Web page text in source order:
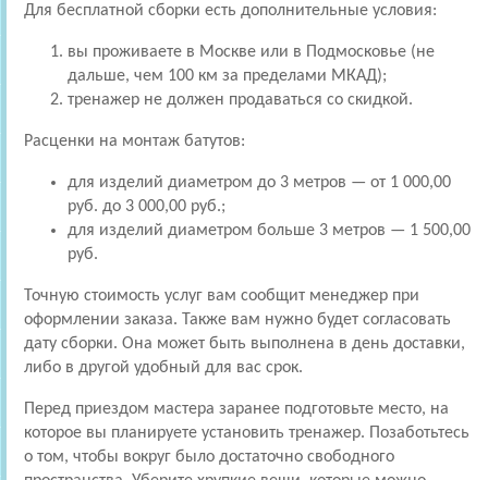
Для бесплатной сборки есть дополнительные условия:
вы проживаете в Москве или в Подмосковье (не
дальше, чем 100 км за пределами МКАД);
тренажер не должен продаваться со скидкой.
Расценки на монтаж батутов:
для изделий диаметром до 3 метров — от 1 000,00
руб. до 3 000,00 руб.;
для изделий диаметром больше 3 метров — 1 500,00
руб.
Точную стоимость услуг вам сообщит менеджер при
оформлении заказа. Также вам нужно будет согласовать
дату сборки. Она может быть выполнена в день доставки,
либо в другой удобный для вас срок.
Перед приездом мастера заранее подготовьте место, на
которое вы планируете установить тренажер. Позаботьтесь
о том, чтобы вокруг было достаточно свободного